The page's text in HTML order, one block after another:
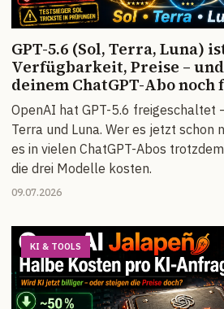
GPT-5.6 (Sol, Terra, Luna)
Verfügbarkeit, Preise –
deinem ChatGPT-Abo noch
OpenAI hat GPT-5.6 freigeschaltet
Terra und Luna. Wer es jetzt schon
es in vielen ChatGPT-Abos
die drei Modelle kosten.
09.07.2026
KI & TOOLS